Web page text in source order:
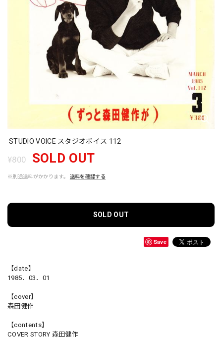
STUDIO VOICE スタジオボイス 112
¥800 SOLD OUT
※別途送料がかかります。 送料を確認する
SOLD OUT
Save
【date】
1985．03．01
【cover】
森田健作
【contents】
COVER STORY 森田健作